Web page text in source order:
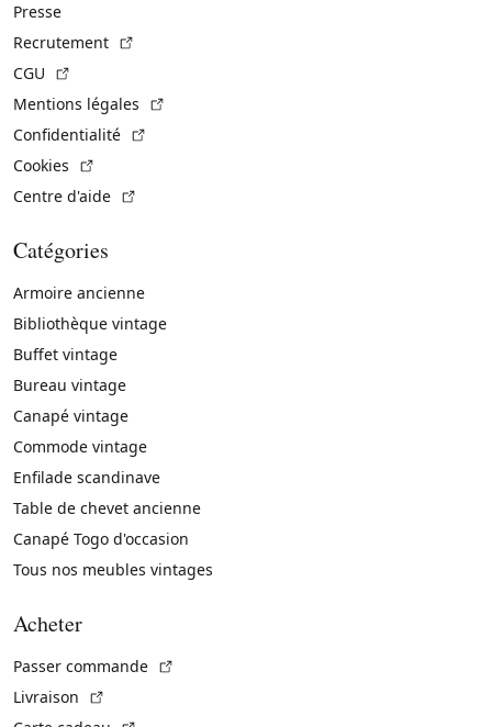
Presse
Recrutement
CGU
Mentions légales
Confidentialité
Cookies
Centre d'aide
Catégories
Armoire ancienne
Bibliothèque vintage
Buffet vintage
Bureau vintage
Canapé vintage
Commode vintage
Enfilade scandinave
Table de chevet ancienne
Canapé Togo d'occasion
Tous nos meubles vintages
Acheter
Passer commande
Livraison